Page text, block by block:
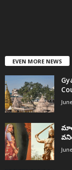
EVEN MORE NEWS